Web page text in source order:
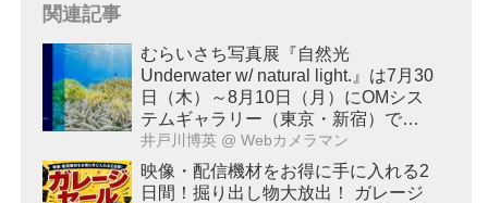
関連記事
むらいさち写真展『自然光
Underwater w/ natural light.』は7月30
日（木）～8月10日（月）にOMシス
テムギャラリー（東京・新宿）で開
催！
井戸川博英 @ Webカメラマン
映像・配信機材をお得に手に入れる2
日間！掘り出し物大放出！ ガレージ